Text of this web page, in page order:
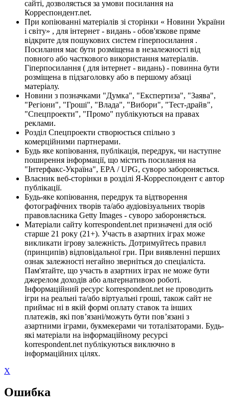
сайті, дозволяється за умови посилання на
Корреспондент.net.
При копіюванні матеріалів зі сторінки « Новини України
і світу» , для інтернет - видань - обов'язкове пряме
відкрите для пошукових систем гіперпосилання .
Посилання має бути розміщена в незалежності від
повного або часткового використання матеріалів.
Гіперпосилання ( для інтернет - видань) - повинна бути
розміщена в підзаголовку або в першому абзаці
матеріалу.
Новини з позначками "Думка", "Експертиза", "Заява",
"Регіони", "Гроші", "Влада", "Вибори", "Тест-драйв",
"Спецпроекти", "Промо" публікуються на правах
реклами.
Розділ Спецпроекти створюється спільно з
комерційними партнерами.
Будь яке копіювання, публікація, передрук, чи наступне
поширення інформації, що містить посилання на
"Інтерфакс-Україна", EPA / UPG, суворо забороняється.
Власник веб-сторінки в розділі Я-Корреспондент є автор
публікації.
Будь-яке копіювання, передрук та відтворення
фотографічних творів та/або аудіовізуальних творів
правовласника Getty Images - суворо забороняється.
Матеріали сайту korrespondent.net призначені для осіб
старше 21 року (21+). Участь в азартних іграх може
викликати ігрову залежність. Дотримуйтесь правил
(принципів) відповідальної гри. При виявленні перших
ознак залежності негайно зверніться до спеціаліста.
Пам'ятайте, що участь в азартних іграх не може бути
джерелом доходів або альтернативою роботі.
Інформаційний ресурс korrespondent.net не проводить
ігри на реальні та/або віртуальні гроші, також сайт не
приймає ні в якій формі оплату ставок та інших
платежів, які пов’язані/можуть бути пов’язані з
азартними іграми, букмекерами чи тоталізаторами. Будь-
які матеріали на інформаційному ресурсі
korrespondent.net публікуються виключно в
інформаційних цілях.
X
Ошибка